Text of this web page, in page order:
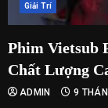
Giải Trí
Phim Vietsub
Chất Lượng
ADMIN 9